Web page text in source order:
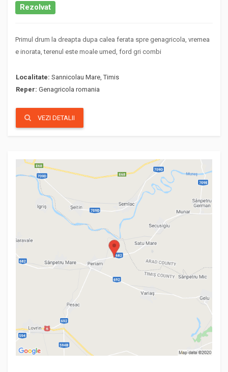
Rezolvat
Primul drum la dreapta dupa calea ferata spre genagricola, vremea
e inorata, terenul este moale umed, ford gri combi
Localitate: Sannicolau Mare, Timis
Reper: Genagricola romania
VEZI DETALII